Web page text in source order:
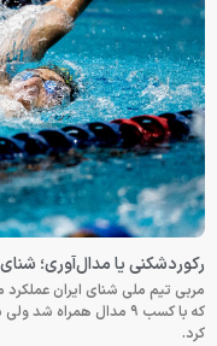
رکوردشکنی یا مدال‌آوری؛
مربی تیم ملی شنای ایران
که با کسب ۹ مدال همراه
کرد.